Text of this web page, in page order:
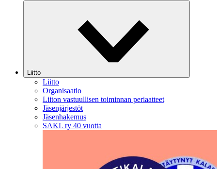
Liitto
Liitto
Organisaatio
Liiton vastuullisen toiminnan periaatteet
Jäsenjärjestöt
Jäsenhakemus
SAKL ry 40 vuotta